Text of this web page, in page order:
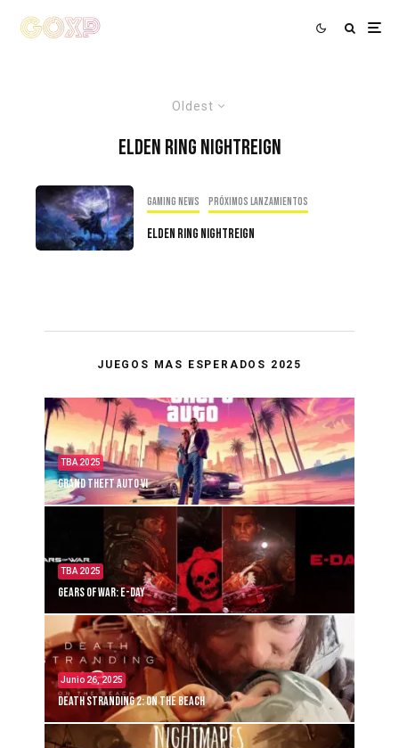
Oldest
Elden Ring Nightreign
Gaming news Próximos Lanzamientos
Elden Ring Nightreign
JUEGOS MAS ESPERADOS 2025
TBA 2025
Grand Theft Auto VI
TBA 2025
Gears of War: E-Day
Junio 26, 2025
Death Stranding 2: On the Beach